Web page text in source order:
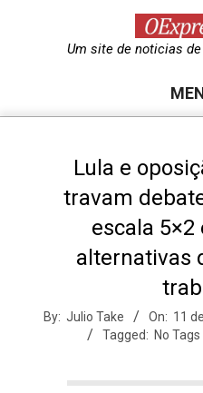
e
Um site de noticias
Lula e
travam
escala
alternativas
By: Julio Take On: 11
Tagged: No Tags